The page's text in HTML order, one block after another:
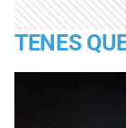
TENES